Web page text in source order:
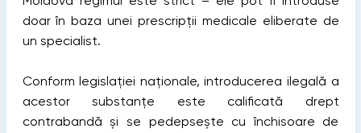
doar în baza unei prescripții medicale eliberate de
un specialist.
Conform legislației naționale, introducerea ilegală a
acestor substanțe este calificată drept
contrabandă și se pedepsește cu închisoare de